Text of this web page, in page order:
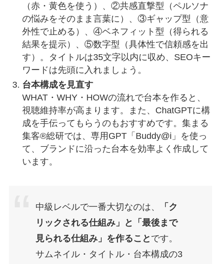
（赤・黄色を使う）、②共感直撃型（ペルソナ
の悩みをそのまま言葉に）、③ギャップ型（意
外性で止める）、④ベネフィット型（得られる
結果を提示）、⑤数字型（具体性で信頼感を出
す）。タイトルは35文字以内に収め、SEOキー
ワードは先頭に入れましょう。
台本構成を見直す
WHAT・WHY・HOWの流れで台本を作ると、
視聴維持率が高まります。また、ChatGPTに構
成を手伝ってもらうのもおすすめです。集まる
集客®総研では、専用GPT「Buddy@i」を使っ
て、ブランドに沿った台本を効率よく作成して
います。
中級レベルで一番大切なのは、
「ク
リックされる仕組み」と「最後まで
見られる仕組み」を作ること です。
サムネイル・タイトル・台本構成の3